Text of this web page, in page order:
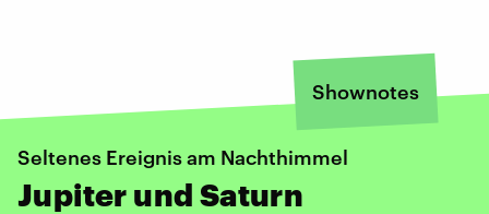
Shownotes
Seltenes Ereignis am Nachthimmel
Jupiter und Saturn